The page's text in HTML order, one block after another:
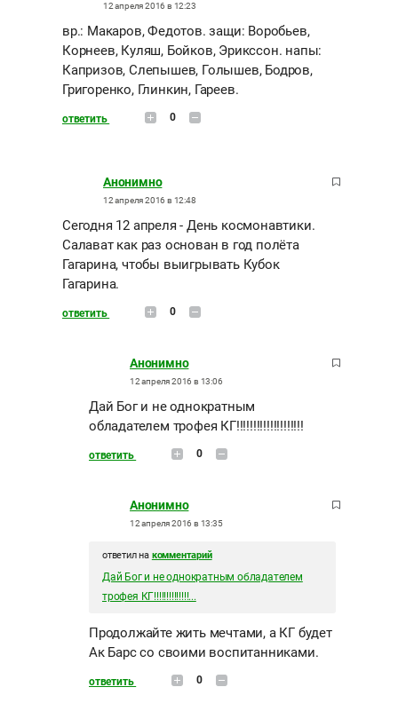
12 апреля 2016 в 12:23
вр.: Макаров, Федотов. защи: Воробьев,
Корнеев, Куляш, Бойков, Эрикссон. напы:
Капризов, Слепышев, Голышев, Бодров,
Григоренко, Глинкин, Гареев.
ответить 0
Анонимно
12 апреля 2016 в 12:48
Сегодня 12 апреля - День космонавтики.
Салават как раз основан в год полёта
Гагарина, чтобы выигрывать Кубок
Гагарина.
ответить 0
Анонимно
12 апреля 2016 в 13:06
Дай Бог и не однократным
обладателем трофея КГ!!!!!!!!!!!!!!!!!!!!
ответить 0
Анонимно
12 апреля 2016 в 13:35
ответил на комментарий
Дай Бог и не однократным обладателем
трофея КГ!!!!!!!!!!!!!!...
Продолжайте жить мечтами, а КГ будет
Ак Барс со своими воспитанниками.
ответить 0